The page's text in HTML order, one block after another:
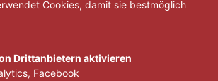
22 23 ... 29 »
Cookies, damit sie bestmöglich
Drittanbietern aktivieren
Facebook